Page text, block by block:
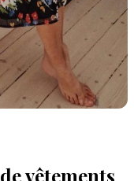
vêtements